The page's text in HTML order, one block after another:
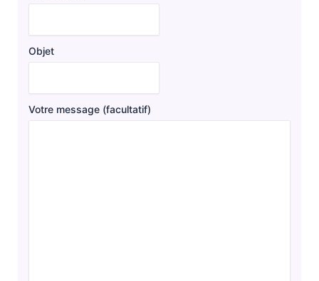
Objet
Votre message (facultatif)